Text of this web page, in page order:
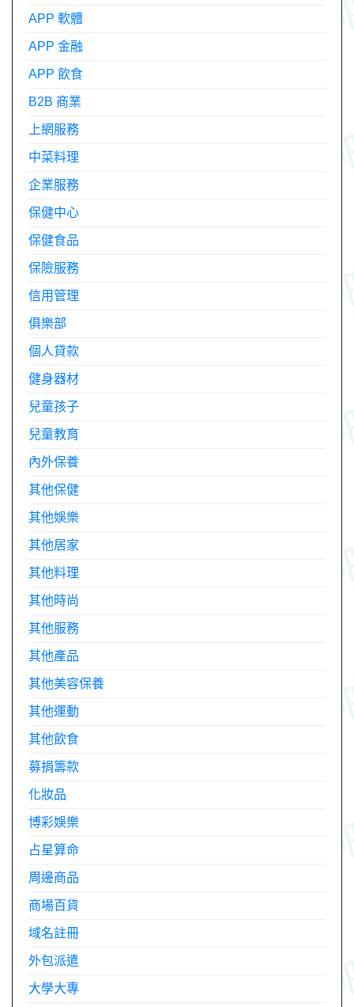
APP 軟體
APP 金融
APP 飲食
B2B 商業
上網服務
中菜料理
企業服務
保健中心
保健食品
保險服務
信用管理
俱樂部
個人貸款
健身器材
兒童孩子
兒童教育
內外保養
其他保健
其他娛樂
其他居家
其他料理
其他時尚
其他服務
其他產品
其他美容保養
其他運動
其他飲食
募捐籌款
化妝品
博彩娛樂
占星算命
周邊商品
商場百貨
域名註冊
外包派遣
大學大專